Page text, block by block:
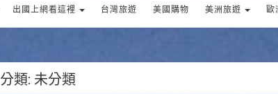
出國上網看這裡 台灣旅遊 美國購物 美洲旅遊 歐
分類: 未分類